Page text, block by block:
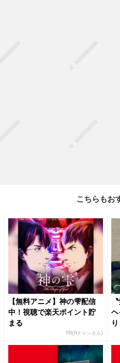
こちらもお
【無料アニメ】神の雫配信
中！視聴で楽天ポイント貯
まる
PR(Rチャンネル)
ヘ